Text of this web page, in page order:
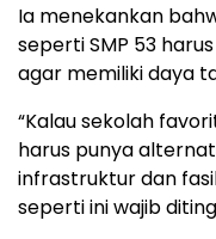
Ia menekankan
seperti SMP 53
agar memiliki daya
“Kalau sekolah
harus punya
infrastruktur dan
seperti ini wajib